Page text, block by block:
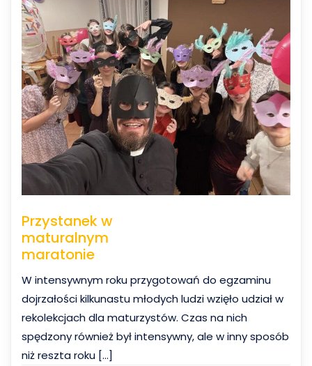
Przystanek w
maturalnym
maratonie
W intensywnym roku przygotowań do egzaminu
dojrzałości kilkunastu młodych ludzi wzięło udział w
rekolekcjach dla maturzystów. Czas na nich
spędzony również był intensywny, ale w inny sposób
niż reszta roku […]